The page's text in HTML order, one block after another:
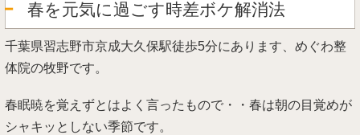
春を元気に過ごす時差ボケ解消法
千葉県習志野市京成大久保駅徒歩5分にあります、めぐわ整
体院の牧野です。
春眠暁を覚えずとはよく言ったもので・・春は朝の目覚めが
シャキッとしない季節です。